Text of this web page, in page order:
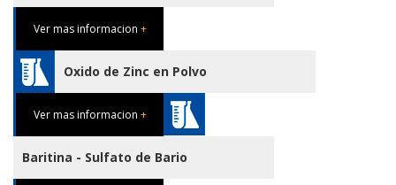
Ver mas informacion +
Oxido de Zinc en Polvo
Ver mas informacion +
Baritina - Sulfato de Bario